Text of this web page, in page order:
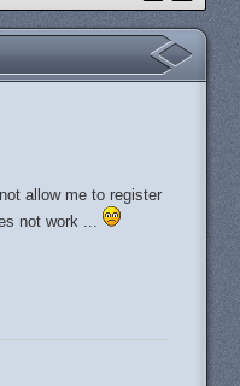
allow me to register
not work ...